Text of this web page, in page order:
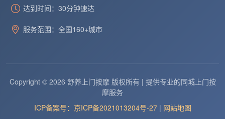
达到时间：30分钟速达
服务范围：全国160+城市
Copyright © 2026 舒养上门按摩 版权所有 | 提供专业的同城上门按
摩服务
ICP备案号：京ICP备2021013204号-27| 网站地图